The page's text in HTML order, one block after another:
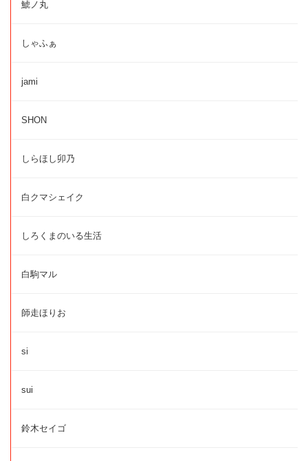
鯱ノ丸
しゃふぁ
jami
SHON
しらほし卯乃
白クマシェイク
しろくまのいる生活
白駒マル
師走ほりお
si
sui
鈴木セイゴ